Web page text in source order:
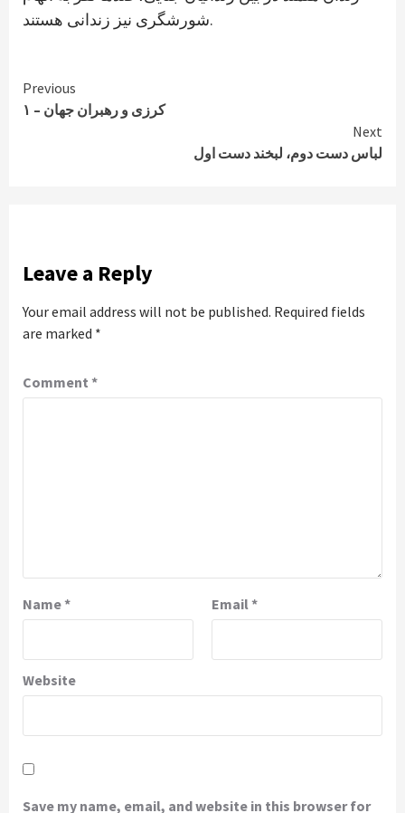
شورشگری نیز زندانی هستند.
Continue
Reading
Previous
کرزی و رهبران جهان – ۱
Next
لباس دست دوم، لبخند دست اول
Leave a Reply
Your email address will not be published. Required fields
are marked *
Comment *
Name* Email *
Website
Save my name, email, and website in this browser for